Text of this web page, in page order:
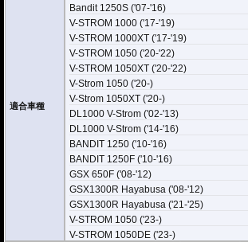
適合車種
Bandit 1250S ('07-'16)
V-STROM 1000 ('17-'19)
V-STROM 1000XT ('17-'19)
V-STROM 1050 ('20-'22)
V-STROM 1050XT ('20-'22)
V-Strom 1050 ('20-)
V-Strom 1050XT ('20-)
DL1000 V-Strom ('02-'13)
DL1000 V-Strom ('14-'16)
BANDIT 1250 ('10-'16)
BANDIT 1250F ('10-'16)
GSX 650F ('08-'12)
GSX1300R Hayabusa ('08-'12)
GSX1300R Hayabusa ('21-'25)
V-STROM 1050 ('23-)
V-STROM 1050DE ('23-)